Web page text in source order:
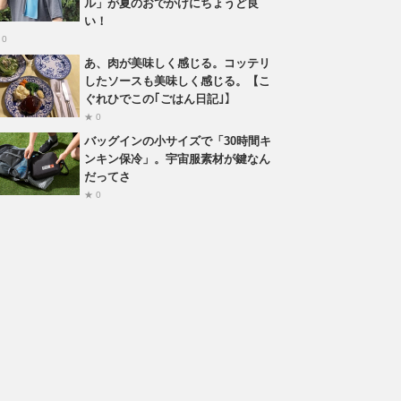
ル」が夏のおでかけにちょうど良
い！
あ、肉が美味しく感じる。コッテリ
したソースも美味しく感じる。【こ
ぐれひでこの｢ごはん日記｣】
★ 0
バッグインの小サイズで「30時間キ
ンキン保冷」。宇宙服素材が鍵なん
だってさ
★ 0